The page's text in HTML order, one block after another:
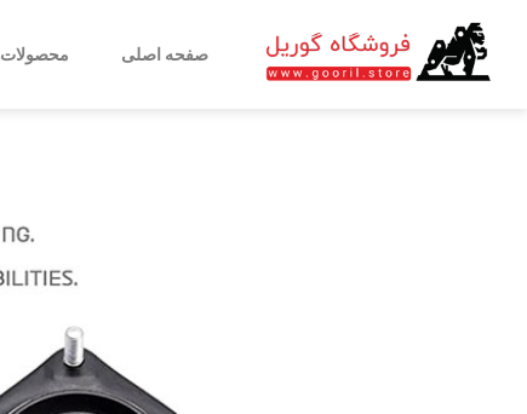
content
صفحه اصلی محصولات